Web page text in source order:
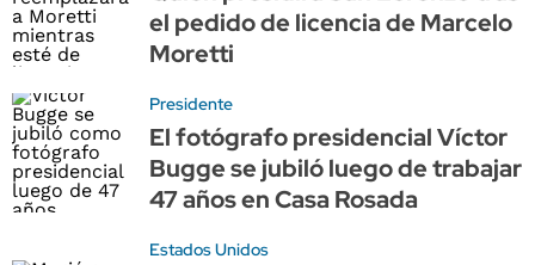
el pedido de licencia de Marcelo
Moretti
Presidente
El fotógrafo presidencial Víctor
Bugge se jubiló luego de trabajar
47 años en Casa Rosada
Estados Unidos